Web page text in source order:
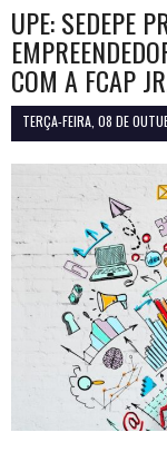
UPE: SEDEPE
COM A FCAP
TERÇA-FEIRA, 08 DE